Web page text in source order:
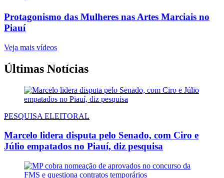
Protagonismo das Mulheres nas Artes Marciais no
Piauí
Veja mais vídeos
Últimas Notícias
PESQUISA ELEITORAL
Marcelo lidera disputa pelo Senado, com Ciro e
Júlio empatados no Piauí, diz pesquisa